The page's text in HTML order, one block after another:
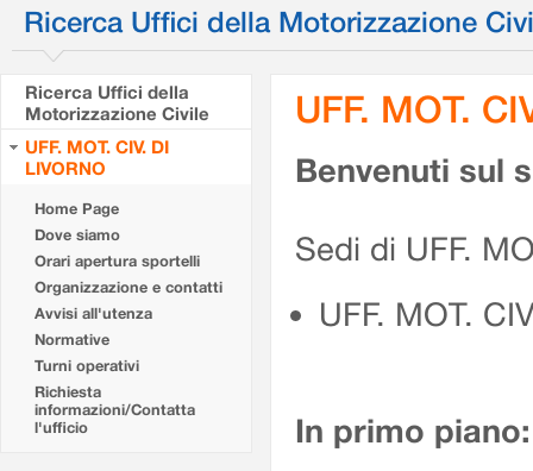
Ricerca Uffici della Motorizzazione
Ricerca Uffici della
Motorizzazione Civile
UFF. MOT. CIV. DI
LIVORNO
Home Page
Dove siamo
Orari apertura sportelli
Organizzazione e contatti
Avvisi all'utenza
Normative
Turni operativi
Richiesta
informazioni/Contatta
l'ufficio
UFF. MOT.
Benvenuti sul
Sedi di UFF.
UFF. MOT.
In primo piano: